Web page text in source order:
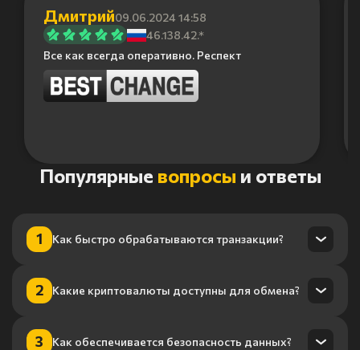
Дмитрий09.06.2024 14:58
46.138.42.*
Все как всегда оперативно. Респект
Популярные вопросы и ответы
1 Как быстро обрабатываются транзакции?
Транзакции обрабатываются в течение нескольких минут
благодаря нашему высокопроизводительному
2 Какие криптовалюты доступны для обмена?
Мы поддерживаем более 100 криптовалют, включая
3 Как обеспечивается безопасность данных?